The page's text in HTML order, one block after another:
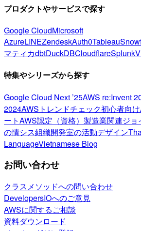
プロダクトやサービスで探す
Google CloudMicrosoft
AzureLINEZendeskAuth0Tableau
マティカdbtDuckDBCloudflareSplunk
特集やシリーズから探す
Google Cloud Next ’25AWS re:Invent
2024AWSトレンドチェック初心者向け
ートAWS認定（資格） 製造業関連ジョ
の情シス組織開発室の活動デザイン
LanguageVietnamese Blog
お問い合わせ
クラスメソッドへの問い合わせ
DevelopersIOへのご意見
AWSに関するご相談
資料ダウンロード